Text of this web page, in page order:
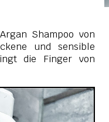
Shampoo von
und sensible
die Finger von